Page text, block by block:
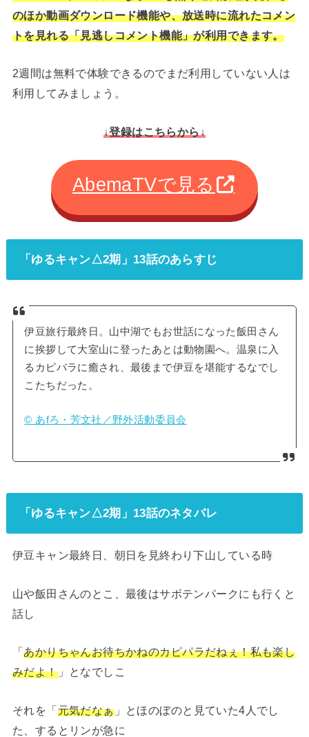
のほか動画ダウンロード機能や、放送時に流れたコメン
トを見れる「見逃しコメント機能」が利用できます。
2週間は無料で体験できるのでまだ利用していない人は
利用してみましょう。
↓登録はこちらから↓
AbemaTVで見る
「ゆるキャン△2期」13話のあらすじ
伊豆旅行最終日。山中湖でもお世話になった飯田さん
に挨拶して大室山に登ったあとは動物園へ。温泉に入
るカピバラに癒され、最後まで伊豆を堪能するなでし
こたちだった。
© あfろ・芳文社／野外活動委員会
「ゆるキャン△2期」13話のネタバレ
伊豆キャン最終日、朝日を見終わり下山している時
山や飯田さんのとこ、最後はサボテンパークにも行くと
話し
「あかりちゃんお待ちかねのカピパラだねぇ！私も楽し
みだよ！」となでしこ
それを「元気だなぁ」とほのぼのと見ていた4人でし
た、するとリンが急に